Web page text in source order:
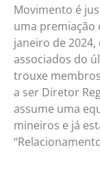
Movimento é
uma premiação
janeiro de
associados do
trouxe
a ser Diretor
assume uma
mineiros e já